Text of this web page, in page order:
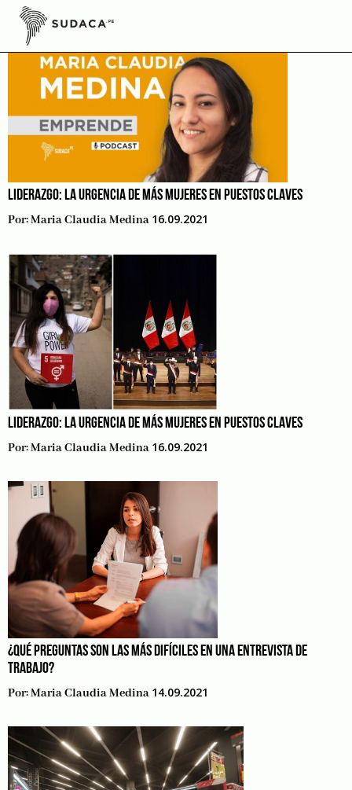
Skip
content
LIDERAZGO: LA URGENCIA DE MÁS MUJERES EN PUESTOS CLAVES
Por:Maria Claudia Medina 16.09.2021
LIDERAZGO: LA URGENCIA DE MÁS MUJERES EN PUESTOS CLAVES
Por:Maria Claudia Medina 16.09.2021
¿QUÉ PREGUNTAS SON LAS MÁS DIFÍCILES EN UNA ENTREVISTA DE
TRABAJO?
Por:Maria Claudia Medina 14.09.2021